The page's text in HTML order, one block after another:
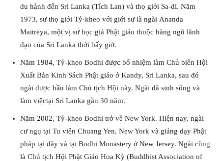
du hành đến Sri Lanka (Tích Lan) và thọ giới Sa-di. Năm
1973, sư thọ giới Tỷ-kheo với giới sư là ngài Ānanda
Maitreya, một vị sư học giả Phật giáo thuộc hàng ngũ lãnh
đạo của Sri Lanka thời bấy giờ.
Năm 1984, Tỷ-kheo Bodhi được bổ nhiệm làm Chủ biên Hội
Xuất Bản Kinh Sách Phật giáo ở Kandy, Sri Lanka, sau đó
ngài được bầu làm Chủ tịch Hội này. Ngài đã sinh sống và
làm việctại Sri Lanka gần 30 năm.
Năm 2002, Tỷ-kheo Bodhi trở về New York. Hiện nay, ngài
cư ngụ tại Tu viện Chuang Yen, New York và giảng dạy Phật
pháp tại đây và tại Bodhi Monastery ở New Jersey. Ngài cũng
là Chủ tịch Hội Phật Giáo Hoa Kỳ (Buddhist Association of